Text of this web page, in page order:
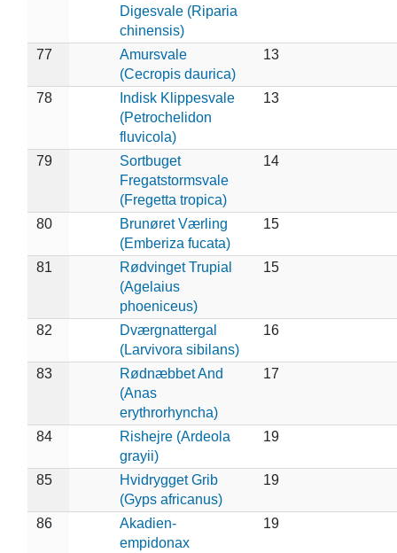
Digesvale (Riparia
chinensis)
77
Amursvale
(Cecropis daurica)
13
78
Indisk Klippesvale
(Petrochelidon
fluvicola)
13
79
Sortbuget
Fregatstormsvale
(Fregetta tropica)
14
80
Brunøret Værling
(Emberiza fucata)
15
81
Rødvinget Trupial
(Agelaius
phoeniceus)
15
82
Dværgnattergal
(Larvivora sibilans)
16
83
Rødnæbbet And
(Anas
erythrorhyncha)
17
84
Rishejre (Ardeola
grayii)
19
85
Hvidrygget Grib
(Gyps africanus)
19
86
Akadien-
empidonax
19